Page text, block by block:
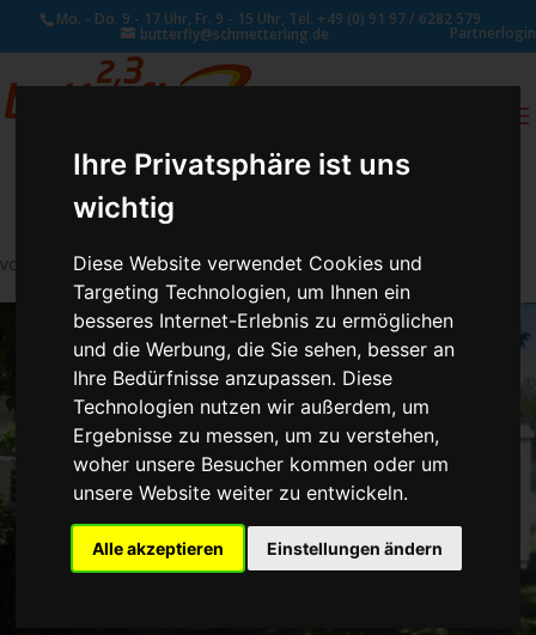
Ihre Privatsphäre ist uns
wichtig
Diese Website verwendet Cookies und
Targeting Technologien, um Ihnen ein
besseres Internet-Erlebnis zu ermöglichen
und die Werbung, die Sie sehen, besser an
Ihre Bedürfnisse anzupassen. Diese
Technologien nutzen wir außerdem, um
Ergebnisse zu messen, um zu verstehen,
woher unsere Besucher kommen oder um
unsere Website weiter zu entwickeln.
Alle akzeptieren Einstellungen ändern
Mo. - Do. 9 - 17 Uhr, Fr. 9 - 15 Uhr, Tel. +49 (0) 91 97 / 6282 579
butterfly@schmetterling.de Partnerlogin
von Susan Naumann|Feb. 16, 2025